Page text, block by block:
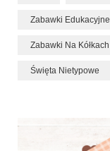
Zabawki Edukacyjne
Zabawki Na Kółkach
Święta Nietypowe